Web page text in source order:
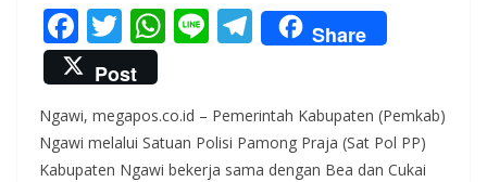
F
ac
e
b
o
T
w
itt
er
W
s
A
Li T
el
gr
a
Share
Post
Ngawi, megapos.co.id – Pemerintah Kabupaten (Pemkab)
Ngawi melalui Satuan Polisi Pamong Praja (Sat Pol PP)
Kabupaten Ngawi bekerja sama dengan Bea dan Cukai